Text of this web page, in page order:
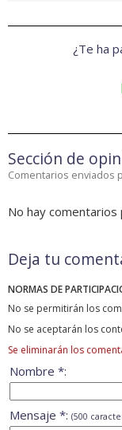
¿Te ha
Sección de
Comentarios enviados
No hay
Deja tu
NORMAS DE
No se permitirán los
No se aceptarán los
Se eliminarán los
Nombre *:
Mensaje *: (500